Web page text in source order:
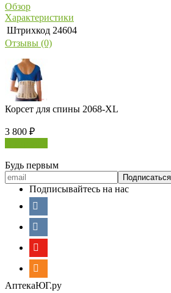
Обзор
Характеристики
Штрихкод 24604
Отзывы (0)
Корсет для спины 2068-XL
3 800 ₽
Будь первым
Подписывайтесь на нас
АптекаЮГ.ру